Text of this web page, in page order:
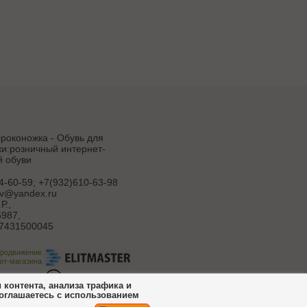
- Обувь для
интернет-
обуви
60-59; +7(932)610-63-98
магазина
анализа трафика и
с использованием